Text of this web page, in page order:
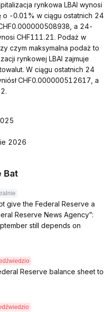
rynkowa LBAI wynosi
o -0.01% w ciągu ostatnich 24
a 24-
CHF111.21. Podaż w
czym maksymalna podaż to
rynkowej LBAI zajmuje
W ciągu ostatnich 24
CHF0.000000512617, a
2026
Bat
give the Federal Reserve a
Reserve News Agency”:
still depends on
Reserve balance sheet to